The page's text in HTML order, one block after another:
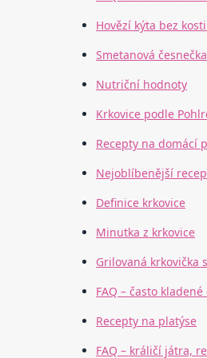
Hovězí kýta bez
Smetanová
Nutriční hodnoty
Krkovice podle
Recepty na domácí
Nejoblíbenější
Definice krkovice
Minutka z krkovice
Grilovaná krkovička
FAQ – často kladené
Recepty na platýse
FAQ – králičí játra,